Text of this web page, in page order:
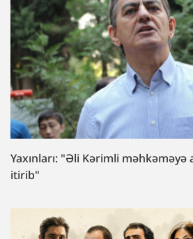
Yaxınları: "Əli Kərimli məhkəməyə
itirib"